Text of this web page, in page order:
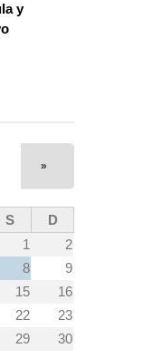
y
»
S
D
1
2
8
9
15
16
22
23
29
30